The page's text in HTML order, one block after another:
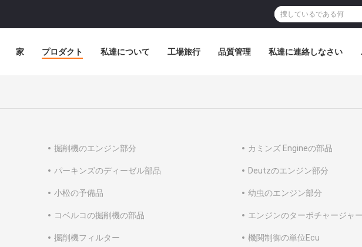
家 プロダクト 私達について 工場旅行 品質管理 私達に連絡しなさい
掘削機のエンジン部分 カミンズ Engineの部品
パーキンズのディーゼル部品 Deutzのエンジン部分
小松の予備品 幼虫のエンジン部分
コベルコの掘削機の部品 エンジンのターボチャージャー
掘削機フィルター 機関制御の単位Ecu